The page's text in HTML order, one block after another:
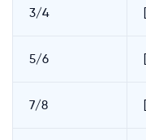
3/4
5/6
7/8